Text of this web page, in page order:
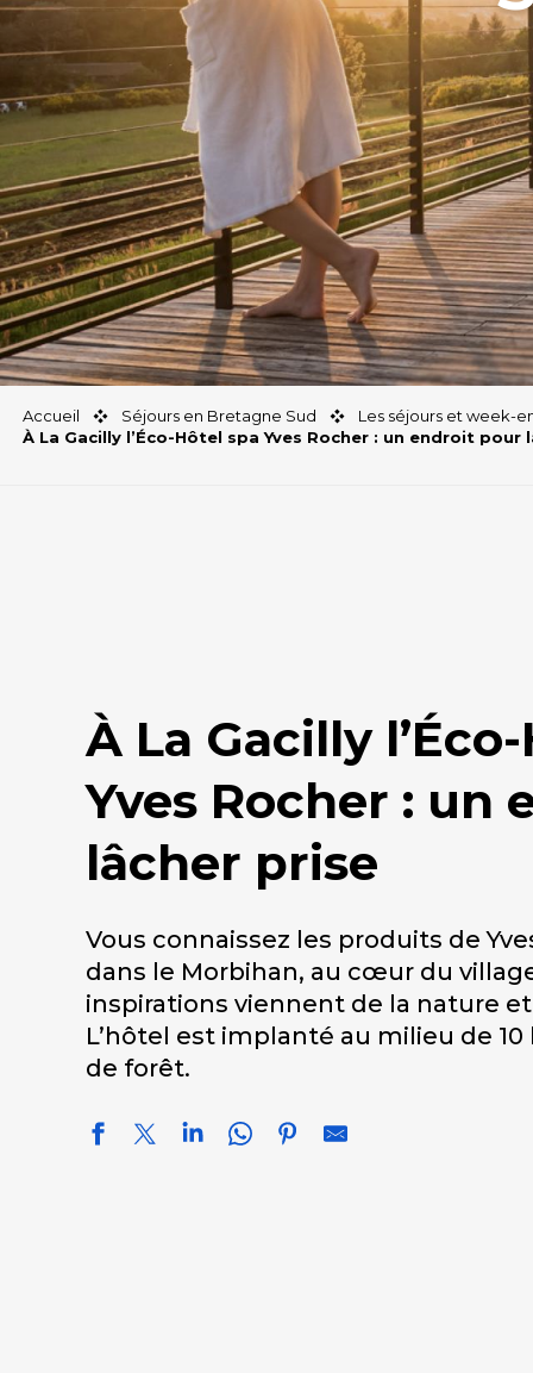
Accueil Séjours en Bretagne Sud Les séjours et week-
À La Gacilly l’Éco-Hôtel spa Yves Rocher : un endroit pour
À La Gacilly
Yves Rocher : un
lâcher prise
Vous connaissez les produits de
dans le Morbihan, au cœur du
inspirations viennent de la nature
L’hôtel est implanté au milieu de
de forêt.